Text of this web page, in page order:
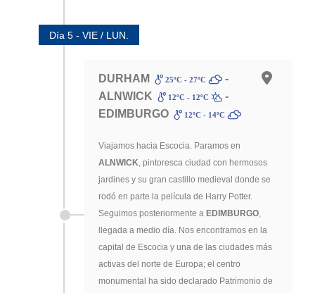
Día 5 - VIE / LUN.
DURHAM 25ºC - 27ºC
-
ALNWICK
12ºC - 12ºC
-
EDIMBURGO
12ºC - 14ºC
Viajamos hacia Escocia. Paramos en
ALNWICK, pintoresca ciudad con hermosos
jardines y su gran castillo medieval donde se
rodó en parte la película de Harry Potter.
Seguimos posteriormente a EDIMBURGO,
llegada a medio día. Nos encontramos en la
capital de Escocia y una de las ciudades más
activas del norte de Europa; el centro
monumental ha sido declarado Patrimonio de